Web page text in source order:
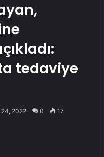
tedaviye
24, 2022 0 17